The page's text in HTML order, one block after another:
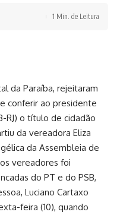
1 Min. de Leitura
da Paraíba, rejeitaram
conferir ao presidente
RJ) o título de cidadão
da vereadora Eliza
da Assembleia de
vereadores foi
do PT e do PSB,
Luciano Cartaxo
feira (10), quando